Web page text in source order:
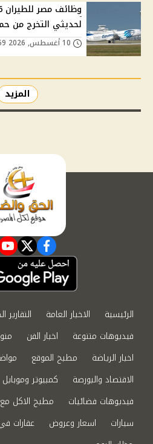
لحديثي التخرج من
المزيد
facebook
الرئيسية الاخبار العامة التقارير
فيديوهات متنوعة
اخبار الفن
اخبار الرياضة
مطبخ الموقع
الاقتصاد والبورصة
كمبيوتر وموبايل
فيديوهات فضائيات
مطبخ الاكل
سيارات
اسعار وعروض عقارات